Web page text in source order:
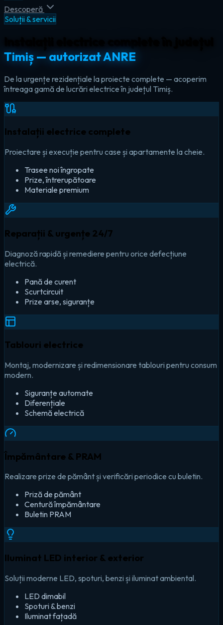
Descoperă
Soluții & servicii
Timiș — autorizat ANRE
De la urgențe rezidențiale la proiecte complete — acoperim
întreaga gamă de lucrări electrice în județul Timiș.
Instalații electrice complete
Proiectare și execuție pentru case și apartamente la cheie.
Trasee noi îngropate
Prize, întrerupătoare
Materiale premium
Reparații & urgențe 24/7
Diagnoză rapidă și remediere pentru orice defecțiune
electrică.
Pană de curent
Scurtcircuit
Prize arse, siguranțe
Tablouri electrice
Montaj, modernizare și redimensionare tablouri pentru consum
modern.
Siguranțe automate
Diferențiale
Schemă electrică
Împământare & PRAM
Realizare prize de pământ și verificări periodice cu buletin.
Priză de pământ
Centură împământare
Buletin PRAM
Iluminat LED interior & exterior
Soluții moderne LED, spoturi, benzi și iluminat ambiental.
LED dimabil
Spoturi & benzi
Iluminat fațadă